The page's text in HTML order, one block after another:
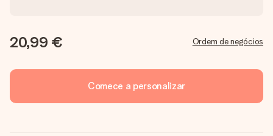
20,99 € Ordem de negócios
Comece a personalizar